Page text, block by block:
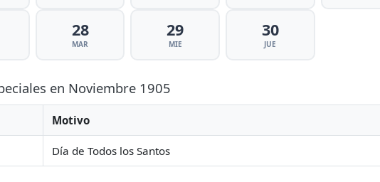
28
MAR
29
MIE
30
JUE
en Noviembre 1905
Motivo
Día de Todos los Santos